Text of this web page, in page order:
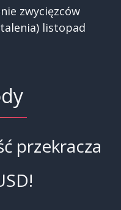
zwycięzców
listopad
przekracza